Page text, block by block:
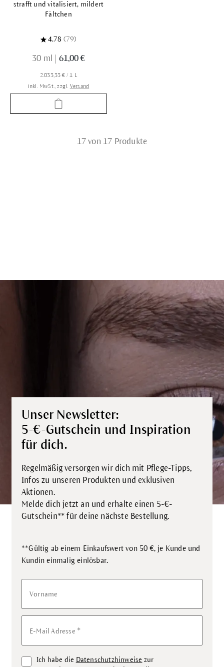
strafft und vitalisiert, mildert
Fältchen
4.78 (79)
30 ml 61,00 €
2.033,33 € / 1 L
inkl. MwSt., zzgl. Versand
17 von 17 Produkte
Unser Newsletter:
5-€-Gutschein und Inspiration
für dich.
Regelmäßig versorgen wir dich mit Pflege-Tipps,
Infos zu unseren Produkten und exklusiven
Aktionen.
Melde dich jetzt an und erhalte einen 5-€-
Gutschein** für deine nächste Bestellung.
**Gültig ab einem Einkaufswert von 50 €, je Kunde und
Kundin einmalig einlösbar.
Vorname
E-Mail Adresse *
Ich habe die Datenschutzhinweise zur